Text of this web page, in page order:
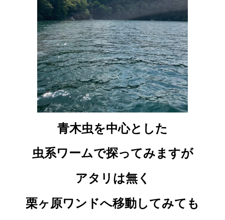
青木虫を中心とした
虫系ワームで探ってみますが
アタリは無く
栗ヶ原ワンドへ移動してみても